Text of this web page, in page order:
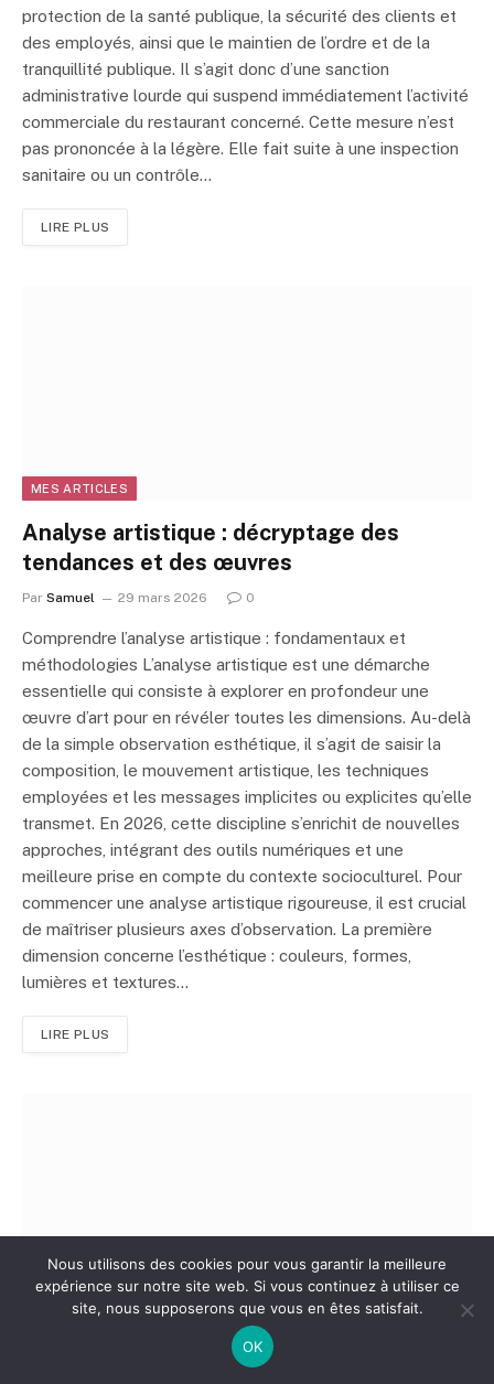
protection de la santé publique, la sécurité des clients et
des employés, ainsi que le maintien de l’ordre et de la
tranquillité publique. Il s’agit donc d’une sanction
administrative lourde qui suspend immédiatement l’activité
commerciale du restaurant concerné. Cette mesure n’est
pas prononcée à la légère. Elle fait suite à une inspection
sanitaire ou un contrôle…
LIRE PLUS
MES ARTICLES
Analyse artistique : décryptage des
tendances et des œuvres
Par Samuel 29 mars 2026 0
Comprendre l’analyse artistique : fondamentaux et
méthodologies L’analyse artistique est une démarche
essentielle qui consiste à explorer en profondeur une
œuvre d’art pour en révéler toutes les dimensions. Au-delà
de la simple observation esthétique, il s’agit de saisir la
composition, le mouvement artistique, les techniques
employées et les messages implicites ou explicites qu’elle
transmet. En 2026, cette discipline s’enrichit de nouvelles
approches, intégrant des outils numériques et une
meilleure prise en compte du contexte socioculturel. Pour
commencer une analyse artistique rigoureuse, il est crucial
de maîtriser plusieurs axes d’observation. La première
dimension concerne l’esthétique : couleurs, formes,
lumières et textures…
LIRE PLUS
BUSINESS
Une étude approfondie sur l’avis de
Nous utilisons des cookies pour vous garantir la meilleure
expérience sur notre site web. Si vous continuez à utiliser ce
site, nous supposerons que vous en êtes satisfait.
OK